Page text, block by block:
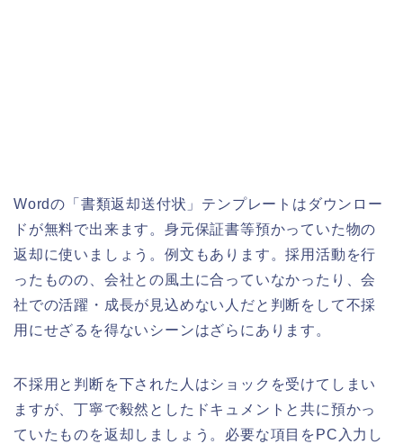
Wordの「書類返却送付状」テンプレートはダウンロー
ドが無料で出来ます。身元保証書等預かっていた物の
返却に使いましょう。例文もあります。採用活動を行
ったものの、会社との風土に合っていなかったり、会
社での活躍・成長が見込めない人だと判断をして不採
用にせざるを得ないシーンはざらにあります。
不採用と判断を下された人はショックを受けてしまい
ますが、丁寧で毅然としたドキュメントと共に預かっ
ていたものを返却しましょう。必要な項目をPC入力し